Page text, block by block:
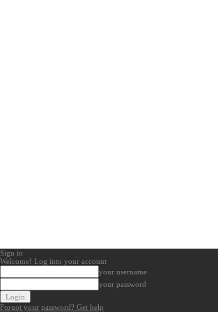
Sign in
Welcome! Log into your account
your username
your password
Forgot your password? Get help